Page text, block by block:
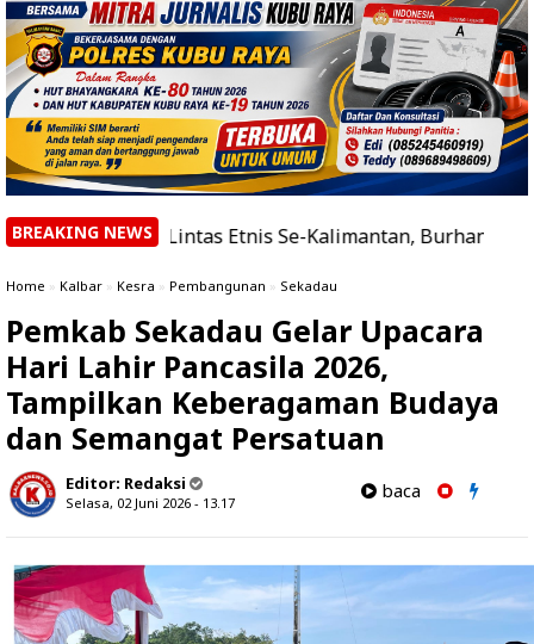
BREAKING NEWS
Lintas Etnis Se-Kalimantan, Burhanudin Ahad
Home » Kalbar » Kesra » Pembangunan » Sekadau
Pemkab Sekadau Gelar Upacara
Hari Lahir Pancasila 2026,
Tampilkan Keberagaman Budaya
dan Semangat Persatuan
Editor: Redaksi
Selasa, 02 Juni 2026 - 13.17
baca